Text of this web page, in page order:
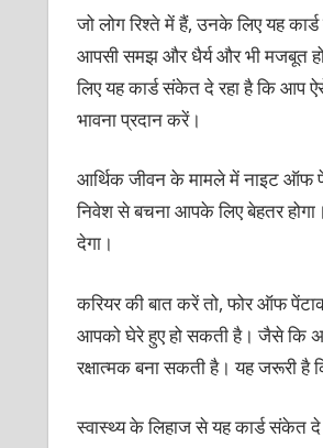
जो लोग रिश्ते में हैं, उनके लिए यह
आपसी समझ और धैर्य और भी मजबूत
लिए यह कार्ड संकेत दे रहा है कि आप
भावना प्रदान करें।
आर्थिक जीवन के मामले में नाइट ऑफ
निवेश से बचना आपके लिए बेहतर
देगा।
करियर की बात करें तो, फोर ऑफ
आपको घेरे हुए हो सकती है। जैसे कि
रक्षात्मक बना सकती है। यह जरूरी है
स्वास्थ्य के लिहाज से यह कार्ड संकेत